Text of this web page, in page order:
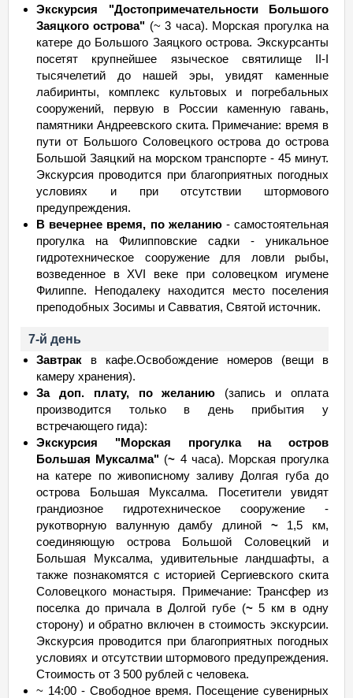
Экскурсия "Достопримечательности Большого
Заяцкого острова" (~ 3 часа). Морская прогулка на
катере до Большого Заяцкого острова. Экскурсанты
посетят крупнейшее языческое святилище II-I
тысячелетий до нашей эры, увидят каменные
лабиринты, комплекс культовых и погребальных
сооружений, первую в России каменную гавань,
памятники Андреевского скита. Примечание: время в
пути от Большого Соловецкого острова до острова
Большой Заяцкий на морском транспорте - 45 минут.
Экскурсия проводится при благоприятных погодных
условиях и при отсутствии штормового
предупреждения.
В вечернее время, по желанию- самостоятельная
прогулка на Филипповские садки - уникальное
гидротехническое сооружение для ловли рыбы,
возведенное в XVI веке при соловецком игумене
Филиппе. Неподалеку находится место поселения
преподобных Зосимы и Савватия, Святой источник.
7-й день
Завтрак в кафе.Освобождение номеров (вещи в
камеру хранения).
За доп. плату, по желанию (запись и оплата
производится только в день прибытия у
встречающего гида):
Экскурсия "Морская прогулка на остров
Большая Муксалма" (~ 4 часа). Морская прогулка
на катере по живописному заливу Долгая губа до
острова Большая Муксалма. Посетители увидят
грандиозное гидротехническое сооружение -
рукотворную валунную дамбу длиной ~1,5 км,
соединяющую острова Большой Соловецкий и
Большая Муксалма, удивительные ландшафты, а
также познакомятся с историей Сергиевского скита
Соловецкого монастыря. Примечание: Трансфер из
поселка до причала в Долгой губе (~5 км в одну
сторону) и обратно включен в стоимость экскурсии.
Экскурсия проводится при благоприятных погодных
условиях и отсутствии штормового предупреждения.
Стоимость от 3 500 рублей с человека.
~ 14:00 - Свободное время. Посещение сувенирных